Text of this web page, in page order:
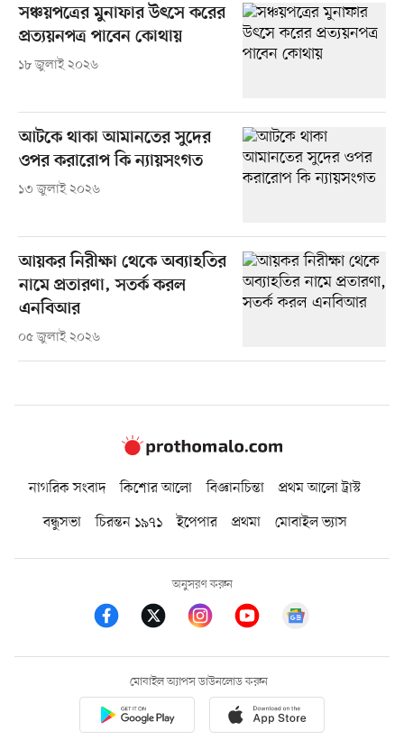
সঞ্চয়পত্রের মুনাফার উৎসে করের
প্রত্যয়নপত্র পাবেন কোথায়
১৮ জুলাই ২০২৬
আটকে থাকা আমানতের সুদের
ওপর করারোপ কি ন্যায়সংগত
১৩ জুলাই ২০২৬
আয়কর নিরীক্ষা থেকে অব্যাহতির
নামে প্রতারণা, সতর্ক করল
এনবিআর
০৫ জুলাই ২০২৬
নাগরিক সংবাদ কিশোর আলো বিজ্ঞানচিন্তা
প্রথম আলো ট্রাস্ট
বন্ধুসভা
চিরন্তন ১৯৭১ ইপেপার প্রথমা মোবাইল ভ্যাস
অনুসরণ করুন
মোবাইল অ্যাপস ডাউনলোড করুন